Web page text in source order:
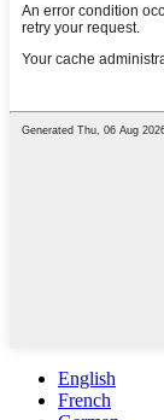
English
French